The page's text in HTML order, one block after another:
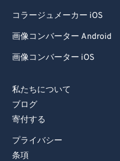
コラージュメーカー iOS
画像コンバーター Android
画像コンバーター iOS
私たちについて
ブログ
寄付する
プライバシー
条項